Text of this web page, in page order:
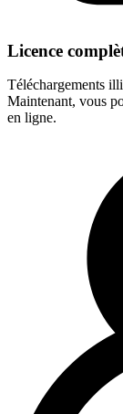
Licence
Téléchargements
Maintenant, vous
en ligne.